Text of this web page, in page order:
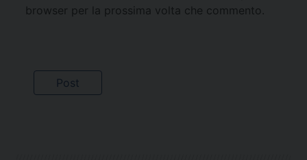
browser per la prossima volta che commento.